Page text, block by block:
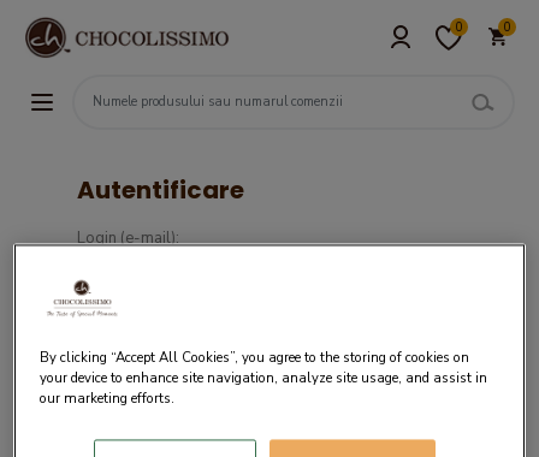
0 0
Autentificare
Login (e-mail):
By clicking “Accept All Cookies”, you agree to the storing of cookies on
your device to enhance site navigation, analyze site usage, and assist in
our marketing efforts.